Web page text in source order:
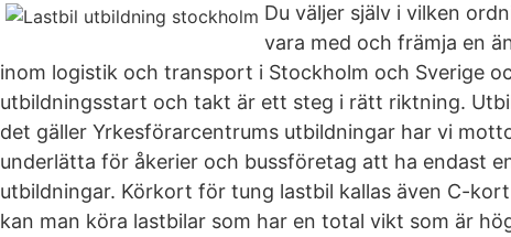
Du väljer själv i vilken
vara med och främja en
inom logistik och transport i Stockholm och Sverige
utbildningsstart och takt är ett steg i rätt riktning.
det gäller Yrkesförarcentrums utbildningar har vi
underlätta för åkerier och bussföretag att ha endast
utbildningar. Körkort för tung lastbil kallas även C-
kan man köra lastbilar som har en total vikt som är